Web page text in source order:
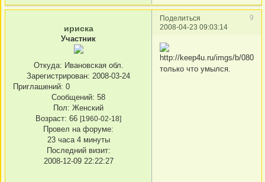
Поделиться
9
2008-04-23 09:03:14
ириска
Участник
Откуда: Ивановская обл.
Зарегистрирован: 2008-03-24
Приглашений: 0
Сообщений: 58
Пол: Женский
Возраст: 66 [1960-02-18]
Провел на форуме:
23 часа 4 минуты
Последний визит:
2008-12-09 22:22:27
только что умылся.